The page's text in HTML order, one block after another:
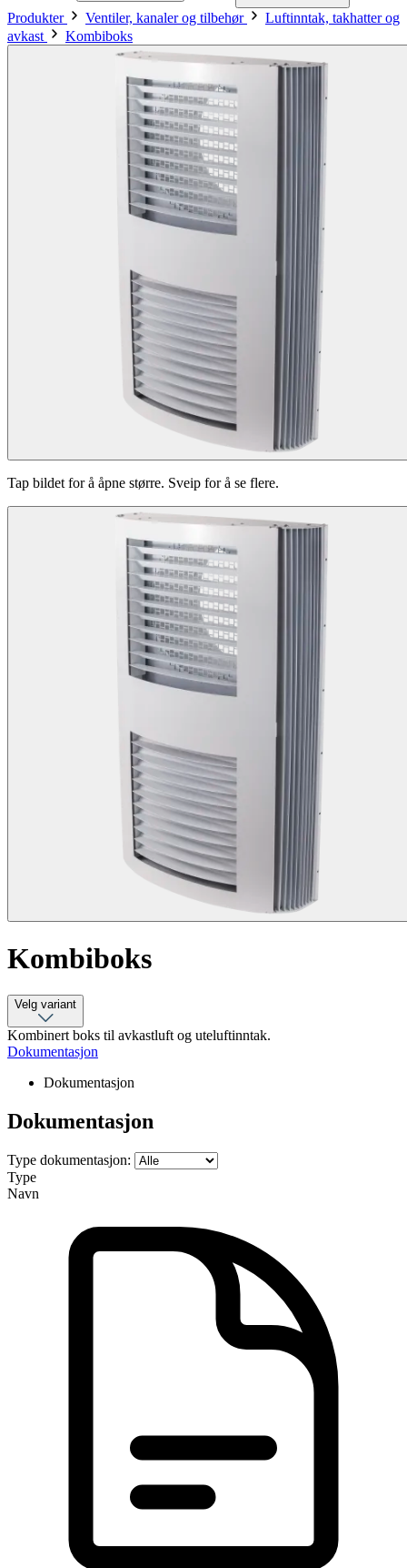
Produkter Ventiler, kanaler og tilbehør
Luftinntak, takhatter og
avkast
Kombiboks
Tap bildet for å åpne større. Sveip for å se flere.
Kombiboks
Velg variant
Kombinert boks til avkastluft og uteluftinntak.
Dokumentasjon
Dokumentasjon
Dokumentasjon
Type dokumentasjon:
Type
Navn